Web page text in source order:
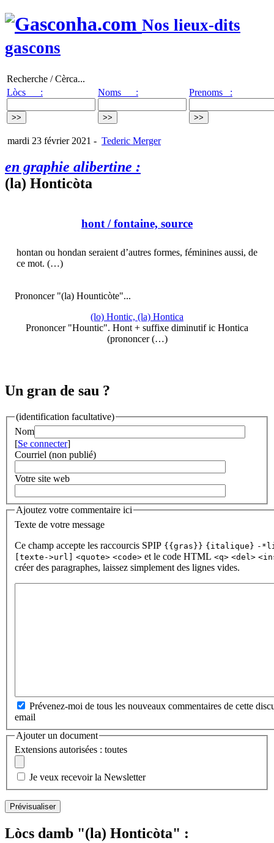
Nos lieux-dits
gascons
Recherche / Cèrca...
Lòcs :
Noms : Prenoms :
mardi 23 février 2021 - Tederic Merger
en graphie alibertine :
(la) Honticòta
hont/ fontaine, source
hontan ou hondan seraient d’autres formes, féminines aussi, de
ce mot. (…)
Prononcer "(la) Hounticòte"...
(lo) Hontic, (la) Hontica
Prononcer "Hountic". Hont + suffixe diminutif ic Hontica
(prononcer (…)
Un gran de sau ?
(identification facultative)
Nom
[Se connecter]
Courriel (non publié)
Votre site web
Ajoutez votre commentaire ici
Texte de votre message
Ce champ accepte les raccourcis SPIP {{gras}} {italique} -
[texte->url] <quote> <code> et le code HTML <q> <del>
créer des paragraphes, laissez simplement des lignes vides.
Prévenez-moi de tous les nouveaux commentaires de cette
email
Ajouter un document
Extensions autorisées : toutes
Je veux recevoir la Newsletter
Lòcs damb "(la) Honticòta" :